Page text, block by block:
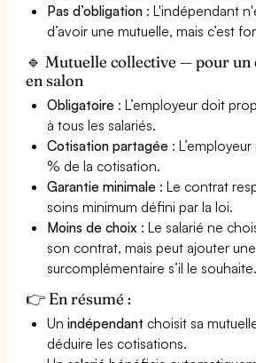
Pas d’obligation : L'indépendant
d’avoir une mutuelle, mais c’est
🔹 Mutuelle collective — pour
en salon
Obligatoire : L’employeur doit
à tous les salariés.
Cotisation partagée :
% de la cotisation.
Garantie minimale : Le contrat
soins minimum défini par la loi.
Moins de choix : Le salarié ne
son contrat, mais peut ajouter une
surcomplémentaire s’il le souhaite.
👉 En résumé :
Unindépendant choisit sa
déduire les cotisations.